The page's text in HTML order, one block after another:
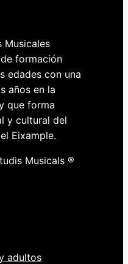
Musicales
formación
edades con una
años en la
que forma
y cultural del
Eixample.
Musicals ®
adultos